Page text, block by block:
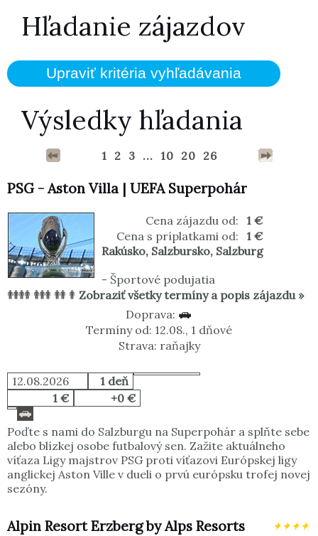
Hľadanie zájazdov
Výsledky hľadania
1 2 3 ... 10 20 26
PSG - Aston Villa | UEFA Superpohár
Cena zájazdu od:
1 €
Cena s príplatkami od:
1 €
Rakúsko, Salzbursko, Salzburg
- Športové podujatia
Zobraziť všetky termíny a popis zájazdu »
Doprava:
Termíny od: 12.08., 1 dňové
Strava: raňajky
12.08.2026
1 deň
1 €
+0 €
Poďte s nami do Salzburgu na Superpohár a splňte sebe
alebo blízkej osobe futbalový sen. Zažite aktuálneho
víťaza Ligy majstrov PSG proti víťazovi Európskej ligy
anglickej Aston Ville v dueli o prvú európsku trofej novej
sezóny.
Alpin Resort Erzberg by Alps Resorts